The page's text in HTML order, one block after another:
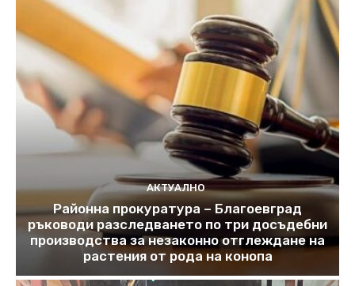
АКТУАЛНО
Районна прокуратура – Благоевград
ръководи разследването по три досъдебни
производства за незаконно отглеждане на
растения от рода на конопа